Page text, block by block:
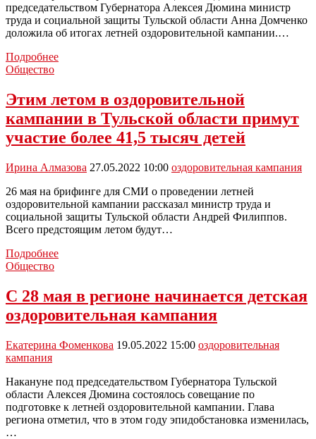
председательством Губернатора Алексея Дюмина министр
труда и социальной защиты Тульской области Анна Домченко
доложила об итогах летней оздоровительной кампании.…
ПодробнееВ
кампании
в
Тульской
области
более
тысяч
детей
Общество
Этим летом в оздоровительной
кампании в Тульской области примут
участие более 41,5 тысяч детей
Ирина Алмазова 27.05.2022 10:00 оздоровительная кампания
26 мая на брифинге для СМИ о проведении летней
оздоровительной кампании рассказал министр труда и
социальной защиты Тульской области Андрей Филиппов.
Всего предстоящим летом будут…
ПодробнееЭтим
кампании
в
области
примут
более
41,5
тысяч
детей
Общество
С 28 мая в регионе начинается детская
оздоровительная кампания
Екатерина Фоменкова 19.05.2022 15:00 оздоровительная
кампания
Накануне под председательством Губернатора Тульской
области Алексея Дюмина состоялось совещание по
подготовке к летней оздоровительной кампании. Глава
региона отметил, что в этом году эпидобстановка изменилась,
…